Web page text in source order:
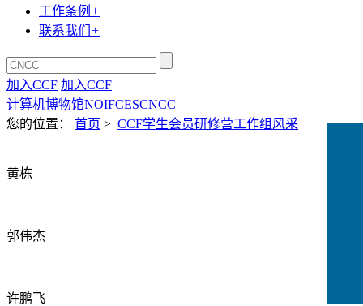
工作条例 +
联系我们 +
加入CCF 加入CCF
计算机博物馆NOIFCESCNCC
您的位置： 首页 > CCF学生会员研修营工作组风采
黄栋
郭伟杰
许鹏飞